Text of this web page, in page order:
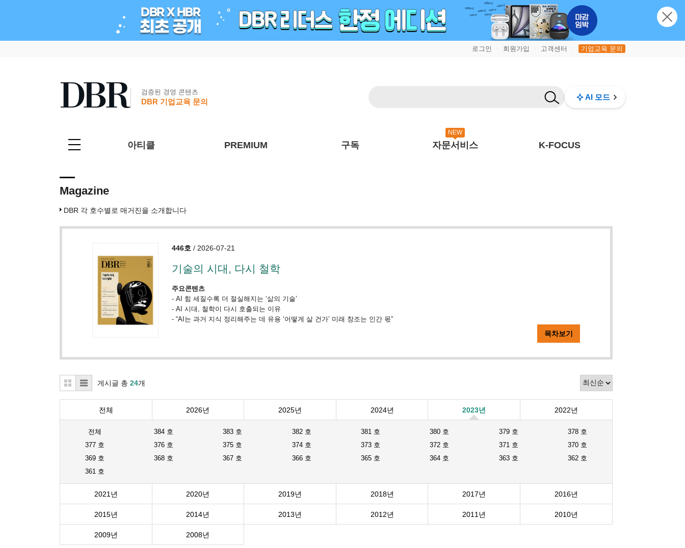
로그인 회원가입 고객센터 기업교육 문의
검증된 경영 콘텐츠
DBR 기업교육 문의
AI 모드
아티클 PREMIUM 구독
NEW
자문서비스 K-FOCUS
Magazine
DBR 각 호수별로 매거진을 소개합니다
446호 / 2026-07-21
기술의 시대, 다시 철학
주요콘텐츠
- AI 힘 세질수록 더 절실해지는 ‘삶의 기술’
- AI 시대, 철학이 다시 호출되는 이유
- “AI는 과거 지식 정리해주는 데 유용 ‘어떻게 살 건가’ 미래 창조는 인간 몫”
목차보기
게시글 총 24개
전체 2026년 2025년 2024년 2023년
전체 384 호 383 호 382 호 381 호 380 호 379 호
378 호
377 호
376 호 375 호 374 호 373 호 372 호 371 호
370 호
369 호
368 호 367 호 366 호 365 호 364 호 363 호
362 호
361 호
2022년
2021년 2020년 2019년 2018년 2017년 2016년
2015년 2014년 2013년 2012년 2011년 2010년
2009년 2008년